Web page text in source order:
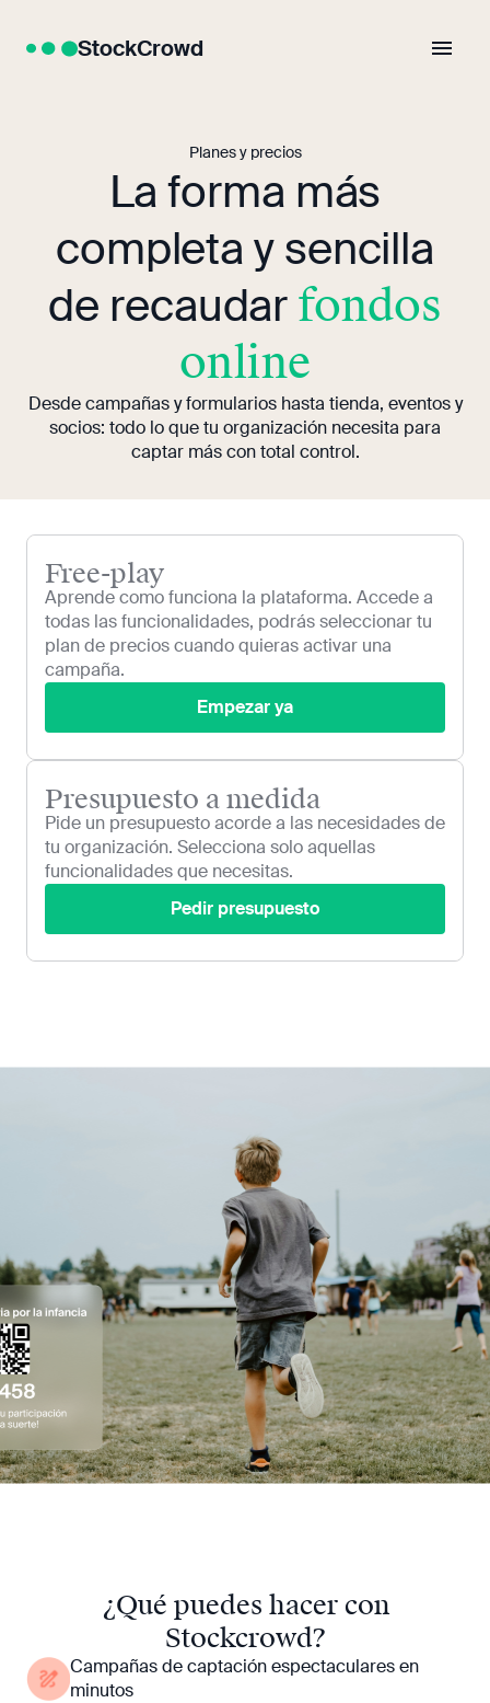
StockCrowd
Planes y precios
La forma más
completa y sencilla
de recaudarfondos
online
Desde campañas y formularios hasta tienda, eventos y
socios: todo lo que tu organización necesita para
captar más con total control.
Free-play
Aprende como funciona la plataforma. Accede a
todas las funcionalidades, podrás seleccionar tu
plan de precios cuando quieras activar una
campaña.
Empezar ya
Presupuesto a medida
Pide un presupuesto acorde a las necesidades de
tu organización. Selecciona solo aquellas
funcionalidades que necesitas.
Pedir presupuesto
¿Qué puedes hacer con
Stockcrowd?
Campañas de captación espectaculares en
minutos